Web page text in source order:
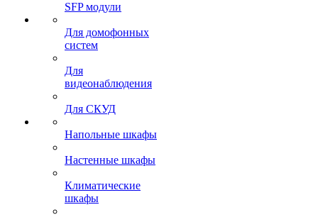
SFP модули
Для домофонных
систем
Для
видеонаблюдения
Для СКУД
Напольные шкафы
Настенные шкафы
Климатические
шкафы